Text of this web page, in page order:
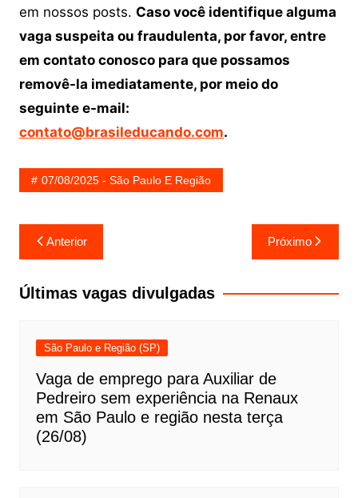
em nossos posts. Caso você identifique alguma
vaga suspeita ou fraudulenta, por favor, entre
em contato conosco para que possamos
removê-la imediatamente, por meio do
seguinte e-mail:
contato@brasileducando.com.
07/08/2025 - São Paulo E Região
Navegação
de
Post
Anterior Próximo
Últimas vagas divulgadas
São Paulo e Região (SP)
Vaga de emprego para Auxiliar de
Pedreiro sem experiência na Renaux
em São Paulo e região nesta terça
(26/08)